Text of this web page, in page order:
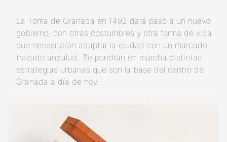
La Toma de Granada en 1492 dará paso a un nuevo
gobierno, con otras costumbres y otra forma de vida
que necesitarán adaptar la ciudad con un marcado
trazado andalusí. Se pondrán en marcha distintas
estrategias urbanas que son la base del centro de
Granada a día de hoy.